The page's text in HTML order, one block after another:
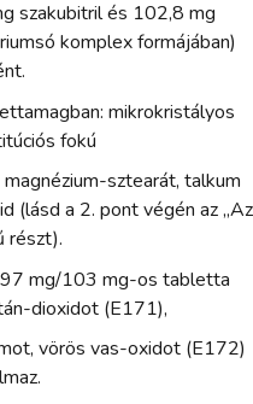
szakubitril és 102,8 mg
komplex formájában)
mikrokristályos
fokú
sztearát, talkum
(lásd a 2. pont végén az „Az
részt).
mg/103 mg-os tabletta
dioxidot (E171),
vörös vas-oxidot (E172)